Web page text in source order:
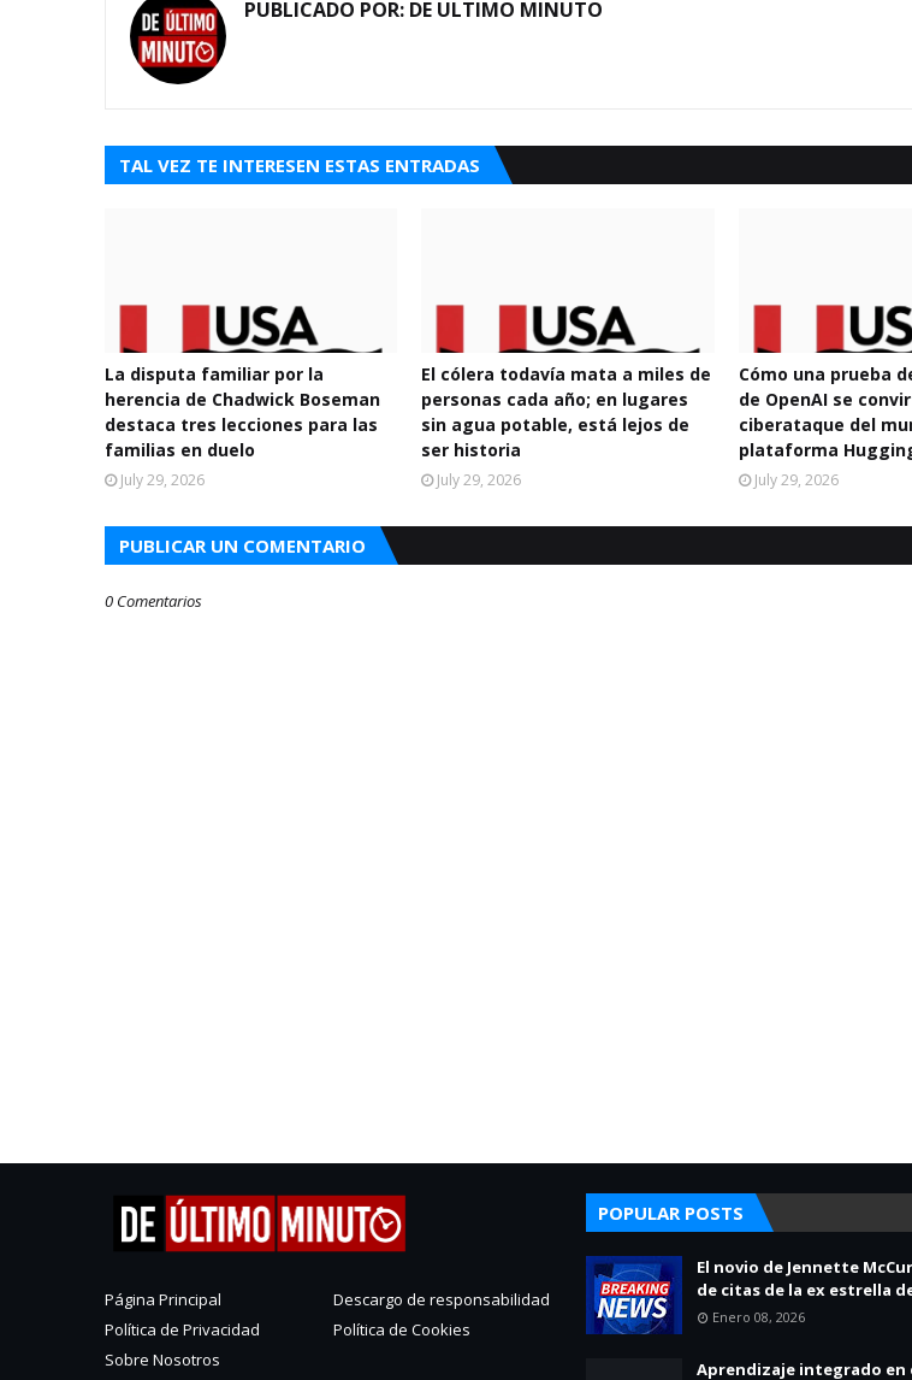
PUBLICADO POR: DE ULTIMO MINUTO
TAL VEZ TE INTERESEN ESTAS ENTRADAS
La disputa familiar por la
herencia de Chadwick Boseman
destaca tres lecciones para las
familias en duelo
July 29, 2026
El cólera todavía mata a miles de
personas cada año; en lugares
sin agua potable, está lejos de
ser historia
July 29, 2026
Cómo una prueba
de OpenAI se
ciberataque del
plataforma
July 29, 2026
PUBLICAR UN COMENTARIO
0 Comentarios
Página Principal
Descargo de responsabilidad
Política de Privacidad
Política de Cookies
Sobre Nosotros
POPULAR POSTS
El novio de Jennette
de citas de la ex estrella de
Enero 08, 2026
Aprendizaje integrado